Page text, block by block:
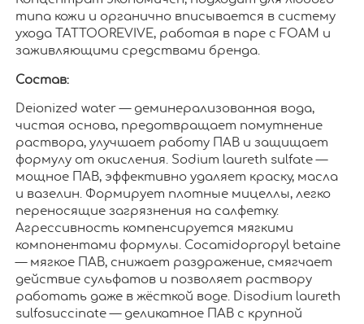
типа кожи и органично вписывается в систему
ухода TATTOOREVIVE, работая в паре с FOAM и
заживляющими средствами бренда.
Состав:
Deionized water — деминерализованная вода,
чистая основа, предотвращает помутнение
раствора, улучшает работу ПАВ и защищает
формулу от окисления. Sodium laureth sulfate —
мощное ПАВ, эффективно удаляет краску, масла
и вазелин. Формирует плотные мицеллы, легко
переносящие загрязнения на салфетку.
Агрессивность компенсируется мягкими
компонентами формулы. Cocamidopropyl betaine
— мягкое ПАВ, снижает раздражение, смягчает
действие сульфатов и позволяет раствору
работать даже в жёсткой воде. Disodium laureth
sulfosuccinate — деликатное ПАВ с крупной